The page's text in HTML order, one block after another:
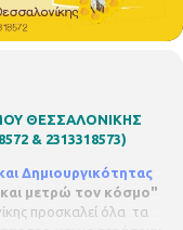
ΘΕΣΣΑΛΟΝΙΚΗΣ
& 2313318573)
Δημιουργικότητας
μετρώ τον κόσμο"
προσκαλεί όλα τα